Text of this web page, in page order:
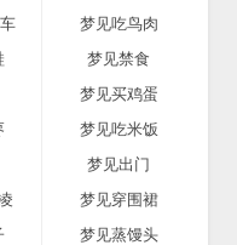
梦见吃鸟肉
梦见禁食
梦见买鸡蛋
梦见吃米饭
梦见出门
梦见穿围裙
梦见蒸馒头